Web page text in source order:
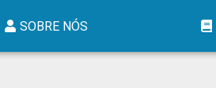
SOBRE NÓS